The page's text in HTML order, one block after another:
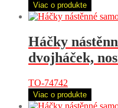
Viac o produkte
Háčky
dvojháček,
TO-74742
Viac o produkte